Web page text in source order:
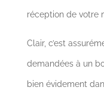
réception de votre
Clair, c’est
demandées à un
bien évidement